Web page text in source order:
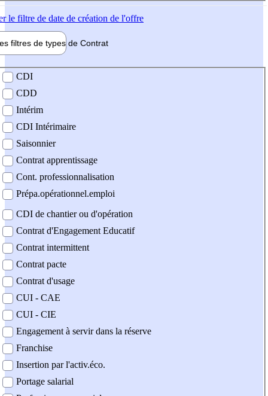
le filtre de date de création de l'offre
filtres de types de Contrat
contrat
CDI
CDD
Intérim
CDI Intérimaire
Saisonnier
Contrat apprentissage
Cont. professionnalisation
Prépa.opérationnel.emploi
CDI de chantier ou d'opération
Contrat d'Engagement Educatif
Contrat intermittent
Contrat pacte
Contrat d'usage
CUI - CAE
CUI - CIE
Engagement à servir dans la réserve
Franchise
Insertion par l'activ.éco.
Portage salarial